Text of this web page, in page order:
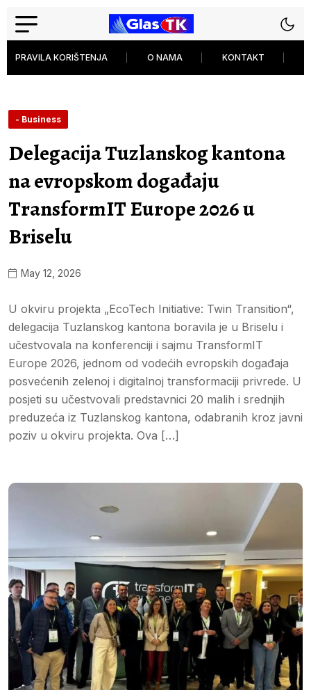
PRAVILA KORIŠTENJA O NAMA KONTAKT
- Business
Delegacija Tuzlanskog kantona
na evropskom događaju
TransformIT Europe 2026 u
Briselu
May 12, 2026
U okviru projekta „EcoTech Initiative: Twin Transition“,
delegacija Tuzlanskog kantona boravila je u Briselu i
učestvovala na konferenciji i sajmu TransformIT
Europe 2026, jednom od vodećih evropskih događaja
posvećenih zelenoj i digitalnoj transformaciji privrede. U
posjeti su učestvovali predstavnici 20 malih i srednjih
preduzeća iz Tuzlanskog kantona, odabranih kroz javni
poziv u okviru projekta. Ova […]